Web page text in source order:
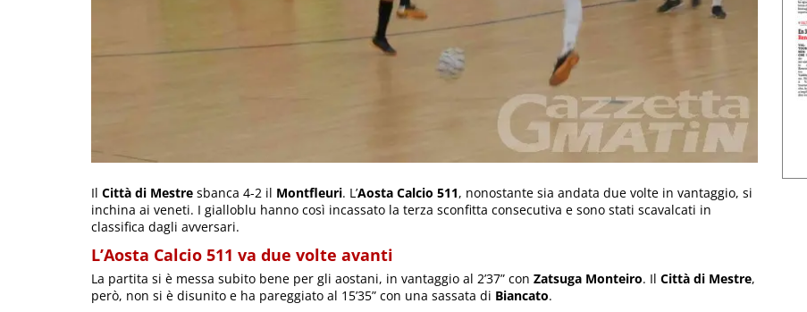
Il Città di Mestre sbanca 4-2 il Montfleuri. L’Aosta Calcio 511, nonostante sia andata due volte in vantaggio, si
inchina ai veneti. I gialloblu hanno così incassato la terza sconfitta consecutiva e sono stati scavalcati in
classifica dagli avversari.
L’Aosta Calcio 511 va due volte avanti
La partita si è messa subito bene per gli aostani, in vantaggio al 2’37” con Zatsuga Monteiro. Il Città di Mestre,
però, non si è disunito e ha pareggiato al 15’35” con una sassata di Biancato.